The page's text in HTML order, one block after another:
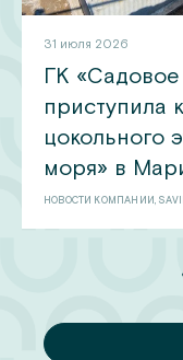
31 июля 2026
ГК «Садовое
приступила
цокольного
моря» в
НОВОСТИ КОМПАНИИ, SAVIN